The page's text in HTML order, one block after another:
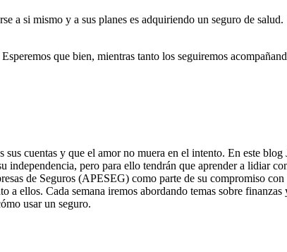
a si mismo y a sus planes es adquiriendo un seguro de
que bien, mientras tanto los seguiremos
cuentas y que el amor no muera en el intento. En este blog
pero para ello tendrán que aprender a lidiar
de Seguros (APESEG) como parte de su compromiso
ellos. Cada semana iremos abordando temas sobre
usar un seguro.